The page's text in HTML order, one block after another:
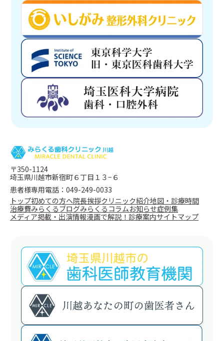
〒350-1124
埼玉県川越市新宿町６丁目１３−６
患者様専用電話：049-249-0033
トップ初めての方へ院長挨拶クリニック紹介地図・診療時間
治療費みらくるブログみらくるコラムお知らせ症例集
メディア掲載・出演情報漫画で解説！ 診療案内サイトマップ